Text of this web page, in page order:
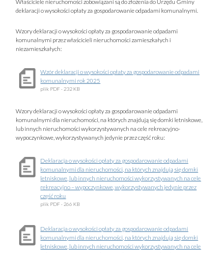
Właściciele nieruchomości zobowiązani są do złożenia do Urzędu Gminy
deklaracji o wysokości opłaty za gospodarowanie odpadami komunalnymi.
Wzory deklaracji o wysokości opłaty za gospodarowanie odpadami
komunalnymi przez właścicieli nieruchomości zamieszkałych i
niezamieszkałych:
Wzór deklaracji o wysokości opłaty za gospodarowanie odpadami
komunalnymi rok 2025
plik PDF- 232 KB
Wzory deklaracji o wysokości opłaty za gospodarowanie odpadami
komunalnymi dla nieruchomości, na których znajdują się domki letniskowe,
lub innych nieruchomości wykorzystywanych na cele rekreacyjno-
wypoczynkowe, wykorzystywanych jedynie przez część roku:
Deklaracja o wysokości opłaty za gospodarowanie odpadami
komunalnymi dla nieruchomości, na których znajdują się domki
letniskowe, lub innych nieruchomości wykorzystywanych na cele
rekreacyjno – wypoczynkowe, wykorzystywanych jedynie przez
część roku
plik PDF- 266 KB
Deklaracja o wysokości opłaty za gospodarowanie odpadami
komunalnymi dla nieruchomości, na których znajdują się domki
letniskowe, lub innych nieruchomości wykorzystywanych na cele